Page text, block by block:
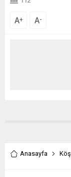
A+ A-
Anasayfa